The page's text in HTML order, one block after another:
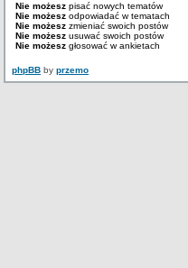
Nie możesz pisać nowych tematów
Nie możesz odpowiadać w tematach
Nie możesz zmieniać swoich postów
Nie możesz usuwać swoich postów
Nie możesz głosować w ankietach
phpBB by przemo